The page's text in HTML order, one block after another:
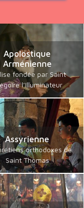
Apolostique
Arménienne
fondée par Saint
l’Illuminateur
Assyrienne
orthodoxes de
Saint Thomas